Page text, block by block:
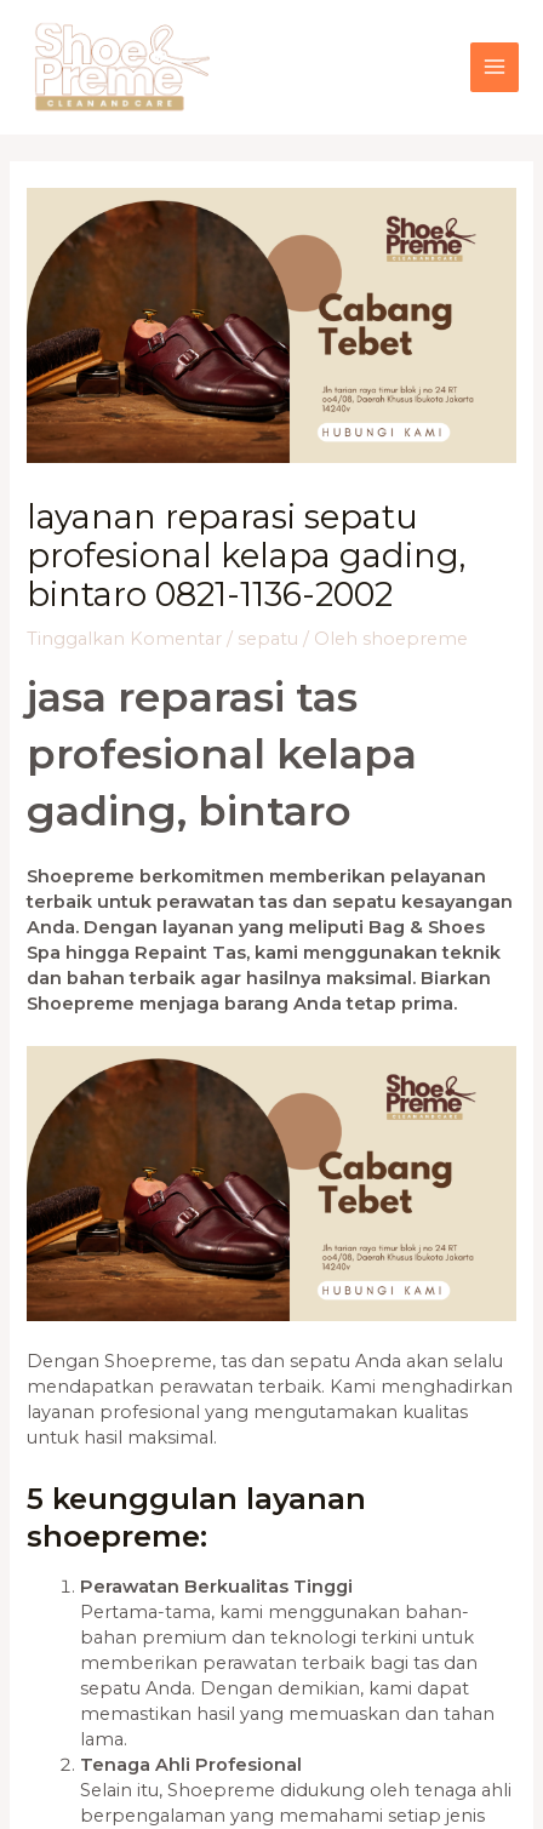
konten
layanan reparasi sepatu
profesional kelapa gading,
bintaro 0821-1136-2002
Tinggalkan Komentar / sepatu / Oleh shoepreme
jasa reparasi tas
profesional kelapa
gading, bintaro
Shoepreme berkomitmen memberikan pelayanan
terbaik untuk perawatan tas dan sepatu kesayangan
Anda. Dengan layanan yang meliputi Bag & Shoes
Spa hingga Repaint Tas, kami menggunakan teknik
dan bahan terbaik agar hasilnya maksimal. Biarkan
Shoepreme menjaga barang Anda tetap prima.
Dengan Shoepreme, tas dan sepatu Anda akan selalu
mendapatkan perawatan terbaik. Kami menghadirkan
layanan profesional yang mengutamakan kualitas
untuk hasil maksimal.
5 keunggulan layanan
shoepreme:
Perawatan Berkualitas Tinggi
Pertama-tama, kami menggunakan bahan-
bahan premium dan teknologi terkini untuk
memberikan perawatan terbaik bagi tas dan
sepatu Anda. Dengan demikian, kami dapat
memastikan hasil yang memuaskan dan tahan
lama.
Tenaga Ahli Profesional
Selain itu, Shoepreme didukung oleh tenaga ahli
berpengalaman yang memahami setiap jenis